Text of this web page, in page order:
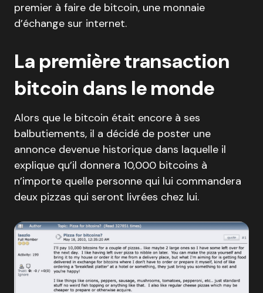
premier à faire de bitcoin, une monnaie
d’échange sur internet.
La première transaction
bitcoin dans le monde
Alors que le bitcoin était encore à ses
balbutiements, il a décidé de poster une
annonce devenue historique dans laquelle il
explique qu’il donnera 10,000 bitcoins à
n’importe quelle personne qui lui commandera
deux pizzas qui seront livrées chez lui.